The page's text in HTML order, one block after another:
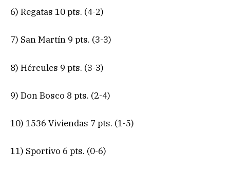
6) Regatas 10 pts. (4-2)
7) San Martín 9 pts. (3-3)
8) Hércules 9 pts. (3-3)
9) Don Bosco 8 pts. (2-4)
10) 1536 Viviendas 7 pts. (1-5)
11) Sportivo 6 pts. (0-6)